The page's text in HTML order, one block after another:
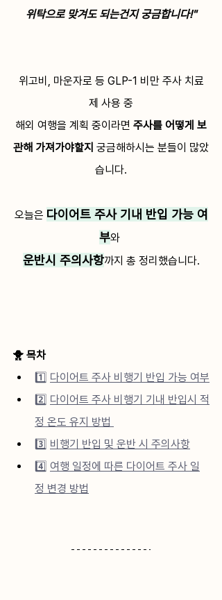
위탁으로 맞겨도 되는건지 궁금합니다!"
위고비, 마운자로 등 GLP-1 비만 주사 치료
제 사용 중
해외 여행을 계획 중이라면 주사를 어떻게 보
관해 가져가야할지 궁금해하시는 분들이 많았
습니다.
오늘은 다이어트 주사 기내 반입 가능 여
부와
운반시 주의사항까지 총 정리했습니다.
🐥 목차
1️⃣ 다이어트 주사 비행기 반입 가능 여부
2️⃣ 다이어트 주사 비행기 기내 반입시 적
정 온도 유지 방법
3️⃣ 비행기 반입 및 운반 시 주의사항
4️⃣ 여행 일정에 따른 다이어트 주사 일
정 변경 방법